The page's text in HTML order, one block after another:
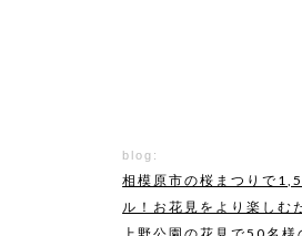
blog:
相模原市の桜まつりで
ル！お花見をより楽しむ